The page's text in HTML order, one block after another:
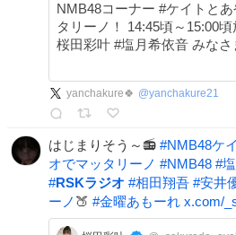
NMB48コーナー #ケイトと
タリーノ！ 14:45頃～15:00
桜田彩叶 #塩月希依音 みなさま、ぜひお聴きください
yanchakure🍀 @yanchakure21
はじまりそう～📻️ #NMB48ケ
オでマッタリーノ #NMB48 #
#RSKラジオ #相田翔吾 #安井
ーノ 🍑 #金曜あもーれ x.com/